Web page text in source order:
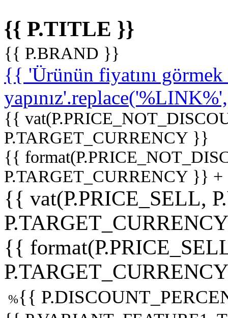
{{ P.TITLE }}
{{ P.BRAND }}
{{ 'Ürünün fiyatını
{{
P.TARGET_CURRENCY }}
{{
P.TARGET_CURRENCY }}
{{ vat(P.PRICE_SELL,
{{
%{{